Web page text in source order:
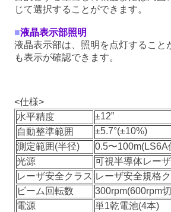
じて選択することができます。
■液晶表示部照明
液晶表示部は、照明を点灯すること
も表示が確認できます。
<仕様>
水平精度
±12”
自動整準範囲
±5.7°(±10%)
測定範囲(半径)
0.5〜100m(LS6A
光源
可視半導体レーザ
レーザ安全クラス レーザ安全規格
ビーム回転数
300rpm(600rpm
電源
単1乾電池(4本)